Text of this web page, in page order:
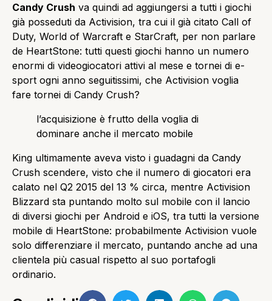
Candy Crush va quindi ad aggiungersi a tutti i giochi
già posseduti da Activision, tra cui il già citato Call of
Duty, World of Warcraft e StarCraft, per non parlare
de HeartStone: tutti questi giochi hanno un numero
enormi di videogiocatori attivi al mese e tornei di e-
sport ogni anno seguitissimi, che Activision voglia
fare tornei di Candy Crush?
l’acquisizione è frutto della voglia di
dominare anche il mercato mobile
King ultimamente aveva visto i guadagni da Candy
Crush scendere, visto che il numero di giocatori era
calato nel Q2 2015 del 13 % circa, mentre Activision
Blizzard sta puntando molto sul mobile con il lancio
di diversi giochi per Android e iOS, tra tutti la versione
mobile di HeartStone: probabilmente Activision vuole
solo differenziare il mercato, puntando anche ad una
clientela più casual rispetto al suo portafogli
ordinario.